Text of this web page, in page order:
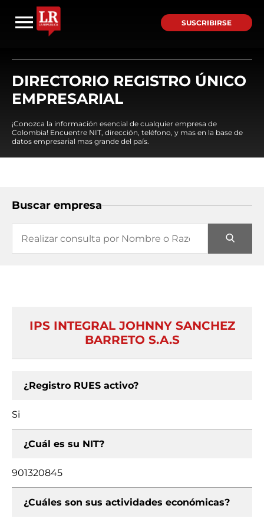
SUSCRIBIRSE
DIRECTORIO REGISTRO ÚNICO
EMPRESARIAL
¡Conozca la información esencial de cualquier empresa de
Colombia! Encuentre NIT, dirección, teléfono, y mas en la base de
datos empresarial mas grande del país.
Buscar empresa
IPS INTEGRAL JOHNNY SANCHEZ
BARRETO S.A.S
¿Registro RUES activo?
Si
¿Cuál es su NIT?
901320845
¿Cuáles son sus actividades económicas?